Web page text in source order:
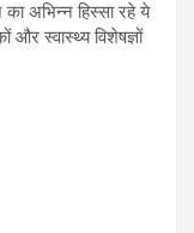
अभिन्न हिस्सा रहे ये
और स्वास्थ्य विशेषज्ञों